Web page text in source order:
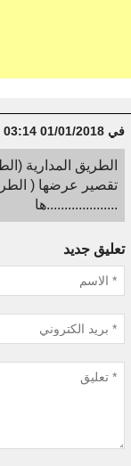
في 01/01/2018 03:14
....................ها
تعليق جديد